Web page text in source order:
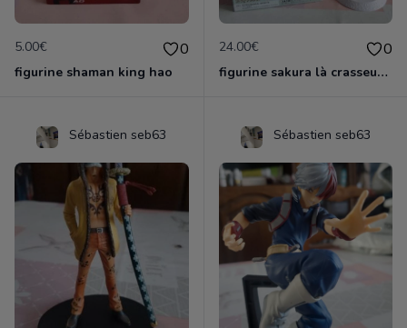
5.00€ 0
figurine shaman king hao
24.00€ 0
figurine sakura là crasseuse de cartes
Sébastien seb63 Sébastien seb63